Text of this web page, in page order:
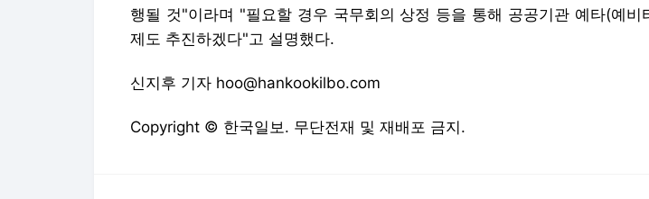
행될 것"이라며 "필요할 경우 국무회의 상정 등을 통해 공공기관 예타(예비
제도 추진하겠다"고 설명했다.
신지후 기자 hoo@hankookilbo.com
Copyright © 한국일보. 무단전재 및 재배포 금지.